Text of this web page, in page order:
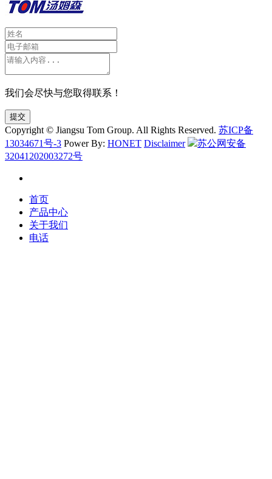
我们会尽快与您取得联系！
提交
Copyright © Jiangsu Tom Group. All Rights Reserved. 苏ICP备
13034671号-3 Power By: HONET Disclaimer
苏公网安备
32041202003272号
首页
产品中心
关于我们
电话